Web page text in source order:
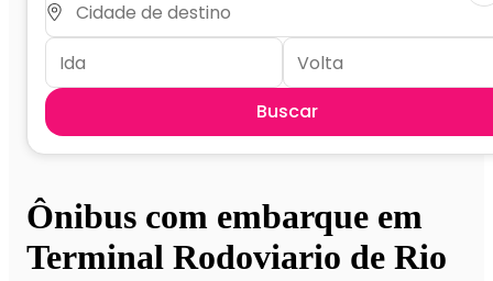
Buscar
Ônibus com embarque em
Terminal Rodoviario de Rio